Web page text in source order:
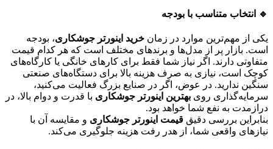
🔹 انتخاب متناسب با بودجه
یکی از مهم‌ترین موارد در زمان خرید اینورتر جوشکاری، بودجه
است. بازار پر از مدل‌ها و برندهای مختلف است که هر کدام قیمت
متفاوتی دارند. اگر نیاز شما فقط برای کارهای خانگی یا کارگاه‌های
کوچک است، نیازی به صرف هزینه بالا برای دستگاه‌های صنعتی
سنگین ندارید. در عوض، اگر در صنایع بزرگ فعالیت می‌کنید،
سرمایه‌گذاری روی بهترین اینورتر جوشکاری با قدرت و دوام بالا، در
درازمدت به نفع شما خواهد بود.
بنابراین بررسی دقیق قیمت اینورتر جوشکاری و مقایسه آن با
نیازهای واقعی شما، از هدر رفت هزینه جلوگیری می‌کند.